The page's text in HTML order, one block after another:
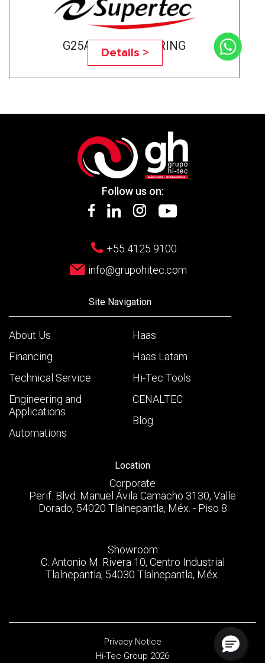
G25A-75CNC BEARING
Details >
Follow us on:
+55 4125 9100
info@grupohitec.com
Site Navigation
About Us
Financing
Technical Service
Engineering and
Applications
Automations
Haas
Haas Latam
Hi-Tec Tools
CENALTEC
Blog
Location
Corporate
Perif. Blvd. Manuel Ávila Camacho 3130, Valle
Dorado, 54020 Tlalnepantla, Méx. - Piso 8
Showroom
C. Antonio M. Rivera 10, Centro Industrial
Tlalnepantla, 54030 Tlalnepantla, Méx.
Privacy Notice
Hi-Tec Group 2026